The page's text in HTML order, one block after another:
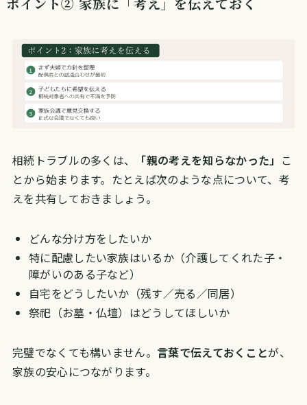
相続トラブルの多くは、 「親の考えを知らなかった」 こ
とから始まります。たとえば次のような点について、考
えを共有しておきましょう。
どんな分け方をしたいか
特に配慮したい家族はいるか（介護してくれた子・
障がいのある子など）
自宅をどうしたいか（残す／売る／同居）
祭祀（お墓・仏壇）はどうしてほしいか
完璧でなくても構いません。 言葉で伝えておくことが、
家族の安心につながります。